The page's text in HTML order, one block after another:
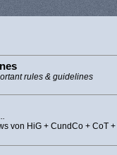
rules & guidelines
von HiG + CundCo + CoT +